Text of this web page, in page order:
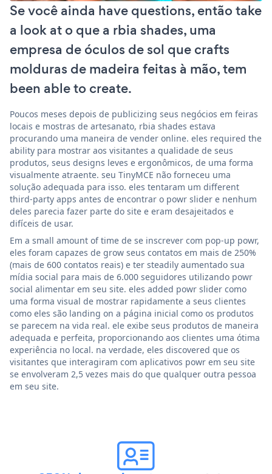
Se você ainda have questions, então take
a look at o que a rbia shades, uma
empresa de óculos de sol que crafts
molduras de madeira feitas à mão, tem
been able to create.
Poucos meses depois de publicizing seus negócios em feiras
locais e mostras de artesanato, rbia shades estava
procurando uma maneira de vender online. eles required the
ability para mostrar aos visitantes a qualidade de seus
produtos, seus designs leves e ergonômicos, de uma forma
visualmente atraente. seu TinyMCE não forneceu uma
solução adequada para isso. eles tentaram um different
third-party apps antes de encontrar o powr slider e nenhum
deles parecia fazer parte do site e eram desajeitados e
difíceis de usar.
Em a small amount of time de se inscrever com pop-up powr,
eles foram capazes de grow seus contatos em mais de 250%
(mais de 600 contatos reais) e ter steadily aumentado sua
mídia social para mais de 6.000 seguidores utilizando powr
social alimentar em seu site. eles added powr slider como
uma forma visual de mostrar rapidamente a seus clientes
como eles são landing on a página inicial como os produtos
se parecem na vida real. ele exibe seus produtos de maneira
adequada e perfeita, proporcionando aos clientes uma ótima
experiência no local. na verdade, eles discovered que os
visitantes que interagiram com aplicativos powr em seu site
se envolveram 2,5 vezes mais do que qualquer outra pessoa
em seu site.